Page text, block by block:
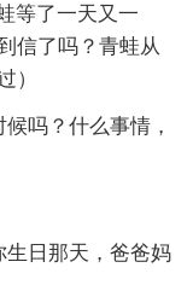
等了一天又一
信了吗？青蛙从
）
吗？什么事情，
生日那天，爸爸妈